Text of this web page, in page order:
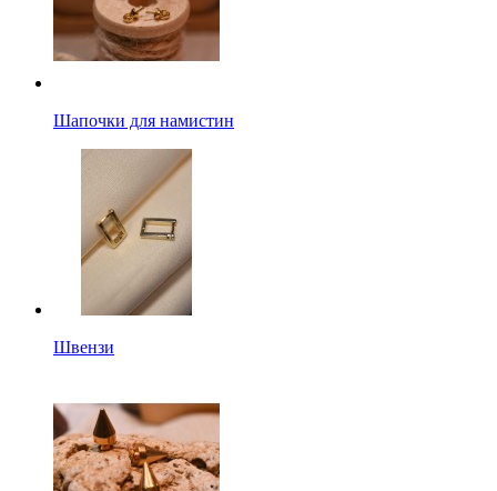
Шапочки для намистин
Швензи